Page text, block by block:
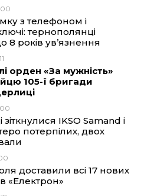
з телефоном і
тернополянці
8 років ув’язнення
орден «За мужність»
105-ї бригади
IKSO Samand і
потерпілих, двох
доставили всі 17 нових
«Електрон»